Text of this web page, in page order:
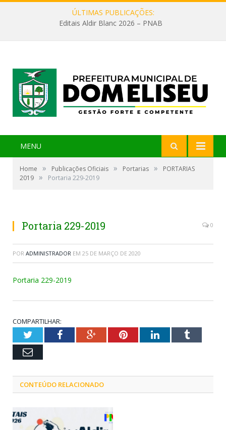
ÚLTIMAS PUBLICAÇÕES:
Editais Aldir Blanc 2026 – PNAB
MENU
Home » Publicações Oficiais » Portarias »
PORTARIAS
2019 » Portaria 229-2019
Portaria 229-2019 0
POR ADMINISTRADOR EM 25 DE MARÇO DE 2020
Portaria 229-2019
COMPARTILHAR:
TwitterFacebookGoogle+PinterestLinkedInTumblr
Email
CONTEÚDO RELACIONADO